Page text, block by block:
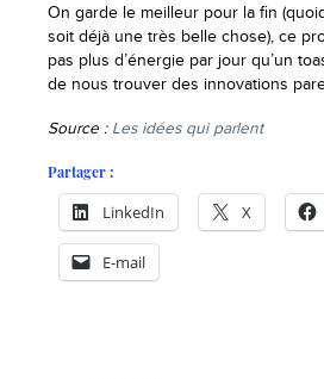
On garde le meilleur pour la fin
soit déjà une très belle chose), ce
pas plus d’énergie par jour qu’un
de nous trouver des innovations
Source : Les idées qui parlent
Partager :
LinkedIn X
E-mail